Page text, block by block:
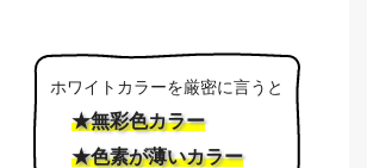
ホワイトカラーを厳密に言うと
★無彩色カラー
★色素が薄いカラー